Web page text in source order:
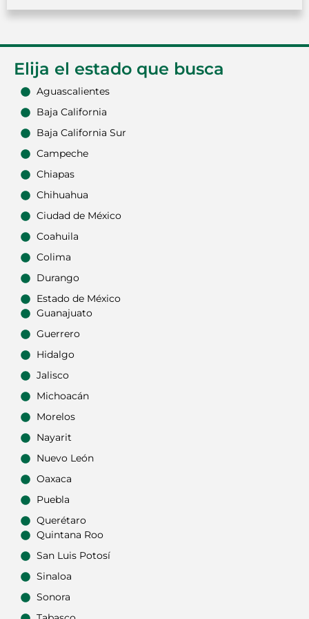
Elija el estado que busca
Aguascalientes
Baja California
Baja California Sur
Campeche
Chiapas
Chihuahua
Ciudad de México
Coahuila
Colima
Durango
Estado de México
Guanajuato
Guerrero
Hidalgo
Jalisco
Michoacán
Morelos
Nayarit
Nuevo León
Oaxaca
Puebla
Querétaro
Quintana Roo
San Luis Potosí
Sinaloa
Sonora